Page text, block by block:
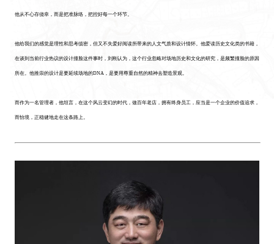
他从不心存侥幸，而是把准脉络，把控好每一个环节。
他给我们的感觉是理性和思考缜密，但又不失爱好阅读所带来的人文气质和设计情怀。他爱读历史文化类的书籍，
在谈到当前行业热议的设计撞脸这件事时，刘刚认为，这个行业忽略对场地历史和文化的研究，是频繁撞脸的原因
所在。他推崇的设计是要延续场地的DNA，是要用尊重自然的精神去塑造景观。
而作为一名管理者，他坦言，在这个风云变幻的时代，做百年老店，拥有终身员工，应当是一个企业的价值追求，
而怡境，正稳健地走在这条路上。